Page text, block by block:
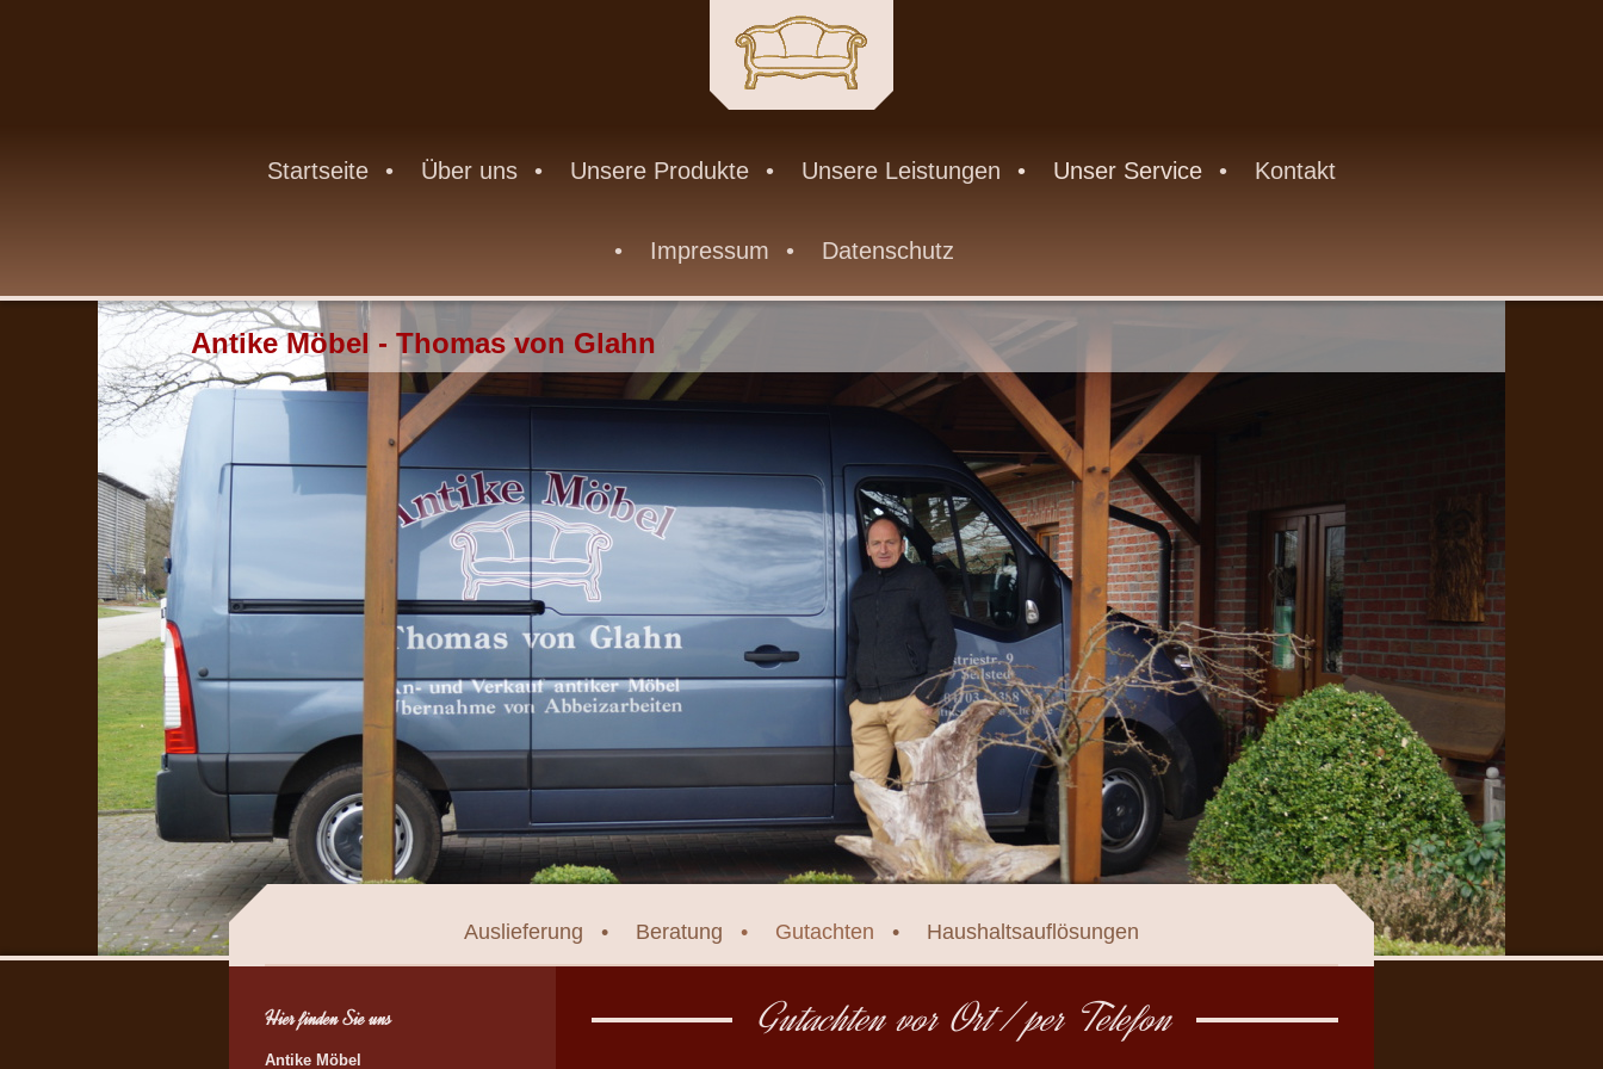
Startseite Über uns Unsere Produkte Unsere Leistungen Unser Service Kontakt
Impressum Datenschutz
Antike Möbel - Thomas von Glahn
Auslieferung Beratung Gutachten Haushaltsauflösungen
Gutachten vor Ort / per Telefon
Hier finden Sie uns
Antike Möbel